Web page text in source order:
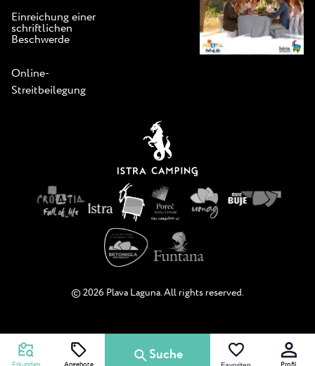
Einreichung einer
schriftlichen
Beschwerde
Online-
Streitbeilegung
© 2026 Plava Laguna. All rights reserved.
Suche